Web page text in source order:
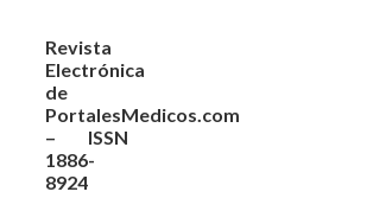
Revista
Electrónica
de
PortalesMedicos.com
– ISSN
1886-
8924